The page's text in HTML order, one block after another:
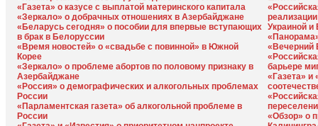
«Газета» о казусе с выплатой материнского капитала
«Зеркало» о добрачных отношениях в Азербайджане
«Беларусь сегодня» о пособии для впервые вступающих
в брак в Белоруссии
«Время новостей» о «свадьбе с повинной» в Южной
Корее
«Зеркало» о проблеме абортов по половому признаку в
Азербайджане
«Россия» о демографических и алкогольных проблемах
России
«Парламентская газета» об алкогольной проблеме в
России
Украиной и
«Вечерний
барьере
«Газета» и
«Обзор» о